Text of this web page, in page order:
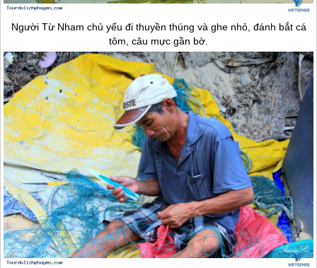
Người Từ Nham chủ yếu đi thuyền thúng và ghe nhỏ, đánh bắt cá
tôm, câu mực gần bờ.